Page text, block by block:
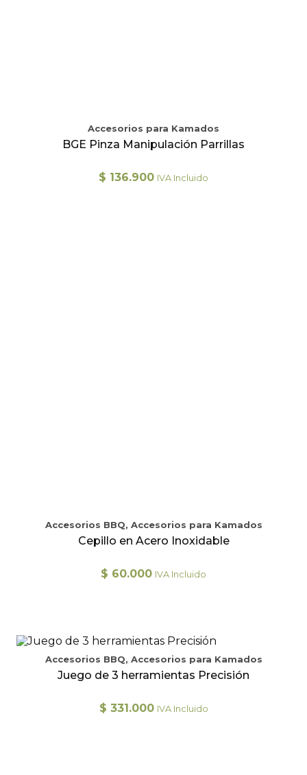
Accesorios para Kamados
BGE Pinza Manipulación Parrillas
$ 136.900 IVA Incluido
Accesorios BBQ, Accesorios para Kamados
Cepillo en Acero Inoxidable
$ 60.000 IVA Incluido
Accesorios BBQ, Accesorios para Kamados
Juego de 3 herramientas Precisión
$ 331.000 IVA Incluido